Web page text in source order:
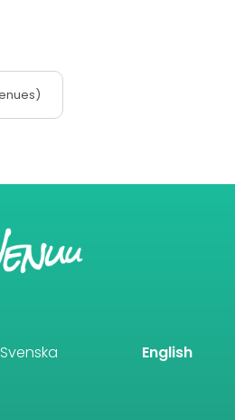
Svenska English